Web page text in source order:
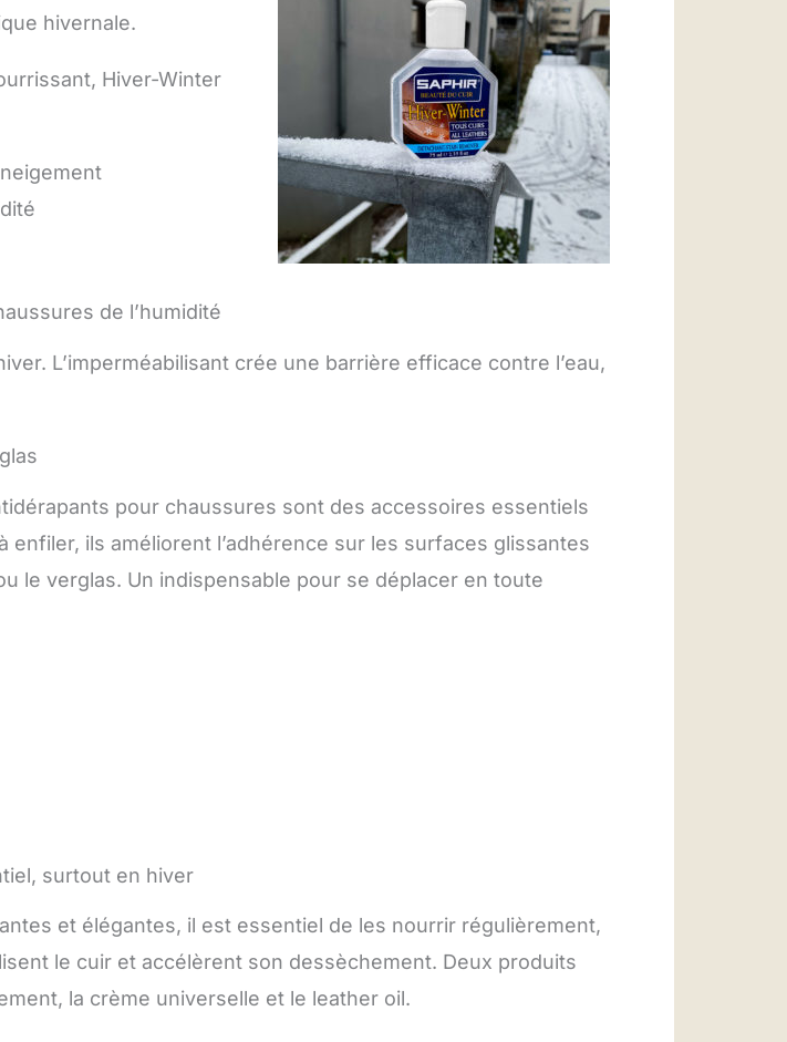
hivernale.
Hiver-Winter
de l’humidité
L’imperméabilisant crée une barrière efficace contre l’eau,
pour chaussures sont des accessoires essentiels
enfiler, ils améliorent l’adhérence sur les surfaces glissantes
le verglas. Un indispensable pour se déplacer en toute
surtout en hiver
et élégantes, il est essentiel de les nourrir régulièrement,
le cuir et accélèrent son dessèchement. Deux produits
la crème universelle et le leather oil.